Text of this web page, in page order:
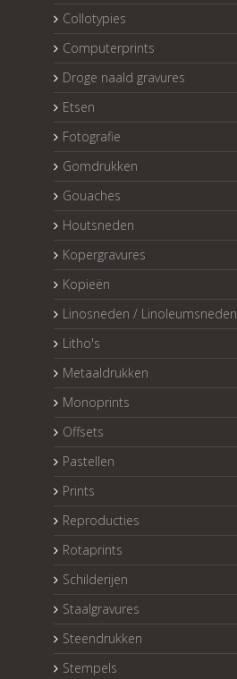
Collotypies
Computerprints
Droge naald gravures
Etsen
Fotografie
Gomdrukken
Gouaches
Houtsneden
Kopergravures
Kopieën
Linosneden / Linoleumsneden
Litho's
Metaaldrukken
Monoprints
Offsets
Pastellen
Prints
Reproducties
Rotaprints
Schilderijen
Staalgravures
Steendrukken
Stempels